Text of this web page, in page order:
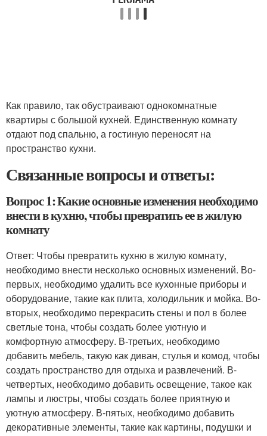
Как правило, так обустраивают однокомнатные
квартиры с большой кухней. Единственную комнату
отдают под спальню, а гостиную переносят на
пространство кухни.
Связанные вопросы и ответы:
Вопрос 1: Какие основные изменения необходимо
внести в кухню, чтобы превратить ее в жилую
комнату
Ответ: Чтобы превратить кухню в жилую комнату,
необходимо внести несколько основных изменений. Во-
первых, необходимо удалить все кухонные приборы и
оборудование, такие как плита, холодильник и мойка. Во-
вторых, необходимо перекрасить стены и пол в более
светлые тона, чтобы создать более уютную и
комфортную атмосферу. В-третьих, необходимо
добавить мебель, такую как диван, стулья и комод, чтобы
создать пространство для отдыха и развлечений. В-
четвертых, необходимо добавить освещение, такое как
лампы и люстры, чтобы создать более приятную и
уютную атмосферу. В-пятых, необходимо добавить
декоративные элементы, такие как картины, подушки и